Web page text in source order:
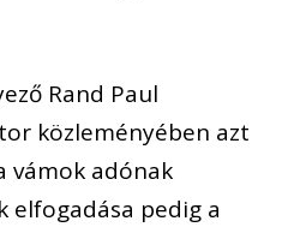
Rand Paul
közleményében azt
vámok adónak
elfogadása pedig a